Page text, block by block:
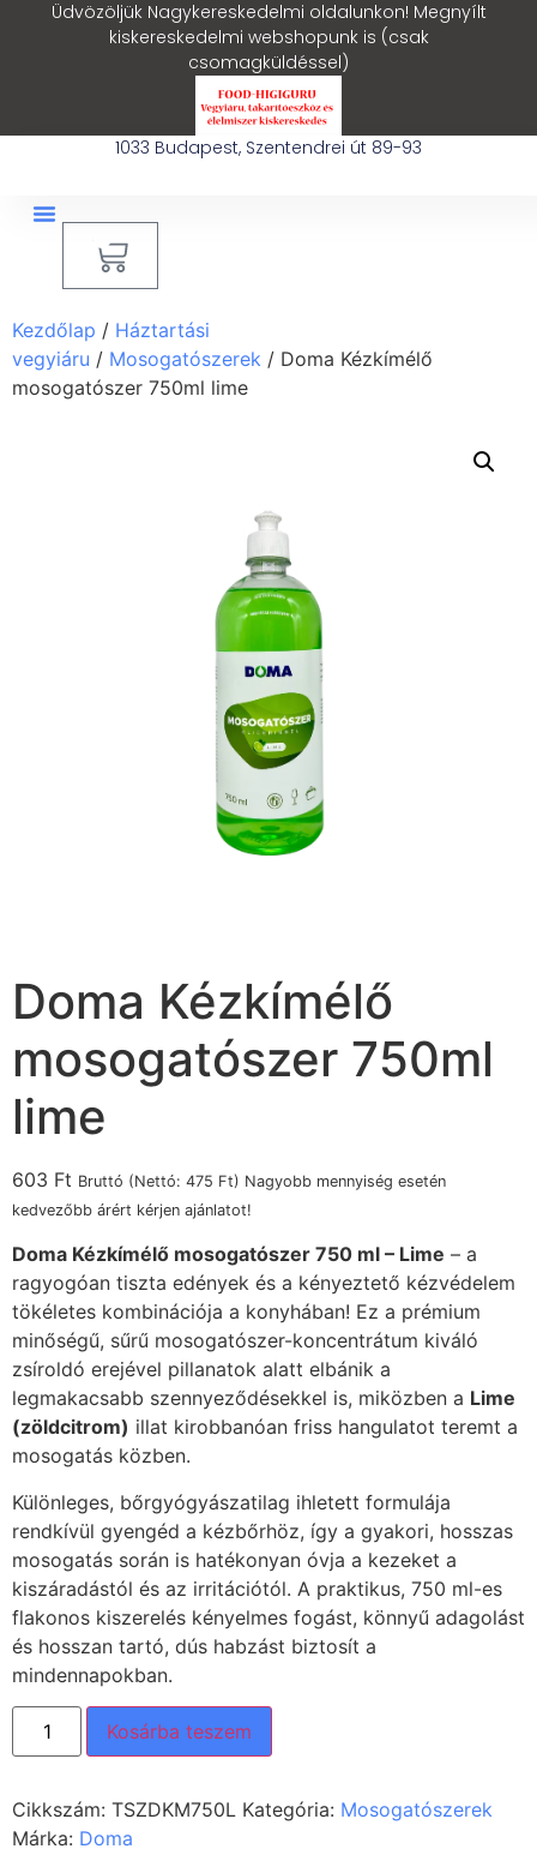
Üdvözöljük Nagykereskedelmi oldalunkon! Megnyílt
kiskereskedelmi webshopunk is (csak
csomagküldéssel)
1033 Budapest, Szentendrei út 89-93
Kezdőlap / Háztartási
vegyiáru / Mosogatószerek / Doma Kézkímélő
mosogatószer 750ml lime
Doma Kézkímélő
mosogatószer 750ml
lime
603 Ft Bruttó (Nettó: 475 Ft) Nagyobb mennyiség esetén
kedvezőbb árért kérjen ajánlatot!
Doma Kézkímélő mosogatószer 750 ml – Lime – a
ragyogóan tiszta edények és a kényeztető kézvédelem
tökéletes kombinációja a konyhában! Ez a prémium
minőségű, sűrű mosogatószer-koncentrátum kiváló
zsíroldó erejével pillanatok alatt elbánik a
legmakacsabb szennyeződésekkel is, miközben a Lime
(zöldcitrom) illat kirobbanóan friss hangulatot teremt a
mosogatás közben.
Különleges, bőrgyógyászatilag ihletett formulája
rendkívül gyengéd a kézbőrhöz, így a gyakori, hosszas
mosogatás során is hatékonyan óvja a kezeket a
kiszáradástól és az irritációtól. A praktikus, 750 ml-es
flakonos kiszerelés kényelmes fogást, könnyű adagolást
és hosszan tartó, dús habzást biztosít a
mindennapokban.
Kosárba teszem
Cikkszám: TSZDKM750L Kategória: Mosogatószerek
Márka: Doma